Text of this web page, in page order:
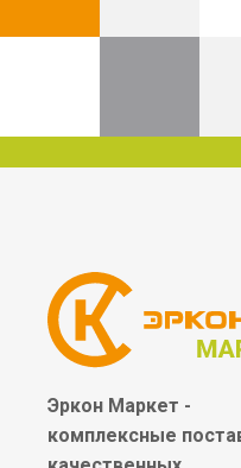
Эркон Маркет -
комплексные